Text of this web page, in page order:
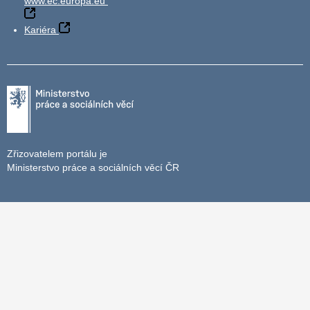
Kariéra
Zřizovatelem portálu je
Ministerstvo práce a sociálních věcí ČR